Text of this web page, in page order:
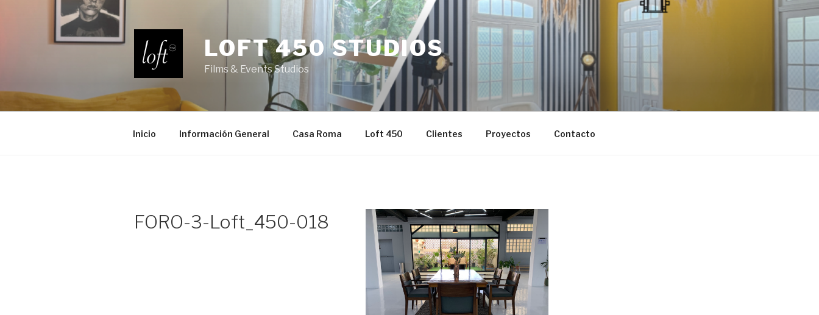
LOFT 450 STUDIOS
Films & Events Studios
Inicio Información General Casa Roma Loft 450 Clientes Proyectos Contacto
FORO-3-Loft_450-018